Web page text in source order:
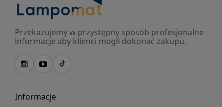
Przekazujemy w przystępny sposób profesjonalne
informacje aby klienci mogli dokonać zakupu.
Informacje